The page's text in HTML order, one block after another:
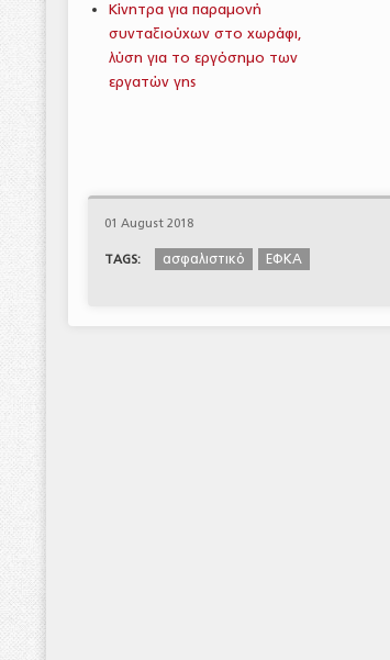
Κίνητρα για παραμονή
συνταξιούχων στο χωράφι,
λύση για το εργόσημο των
εργατών γης
01 August 2018
TAGS: ασφαλιστικό ΕΦΚΑ